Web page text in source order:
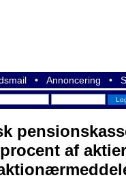
• Annoncering •
af